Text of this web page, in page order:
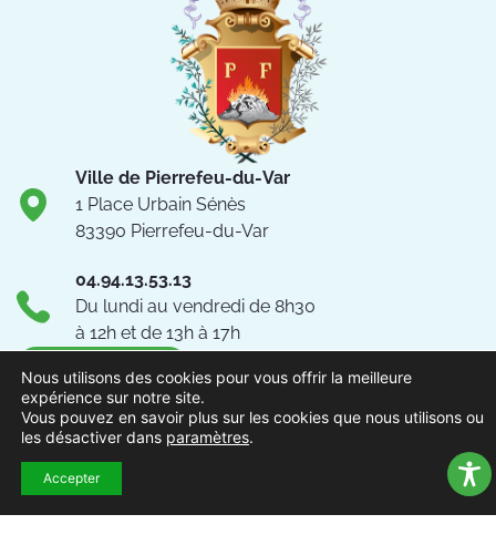
Ville de Pierrefeu-du-Var
1 Place Urbain Sénès
83390 Pierrefeu-du-Var
04.94.13.53.13
Du lundi au vendredi de 8h30
à 12h et de 13h à 17h
Suivez-nous !
Nous utilisons des cookies pour vous offrir la meilleure
expérience sur notre site.
Vous pouvez en savoir plus sur les cookies que nous utilisons ou
les désactiver dans paramètres.
Accepter